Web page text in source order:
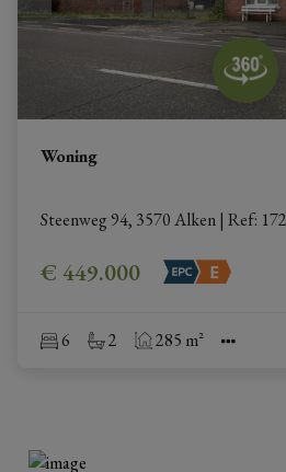
Woning
Steenweg 94, 3570 Alken | Ref:
€ 449.000
6 2 285 m²